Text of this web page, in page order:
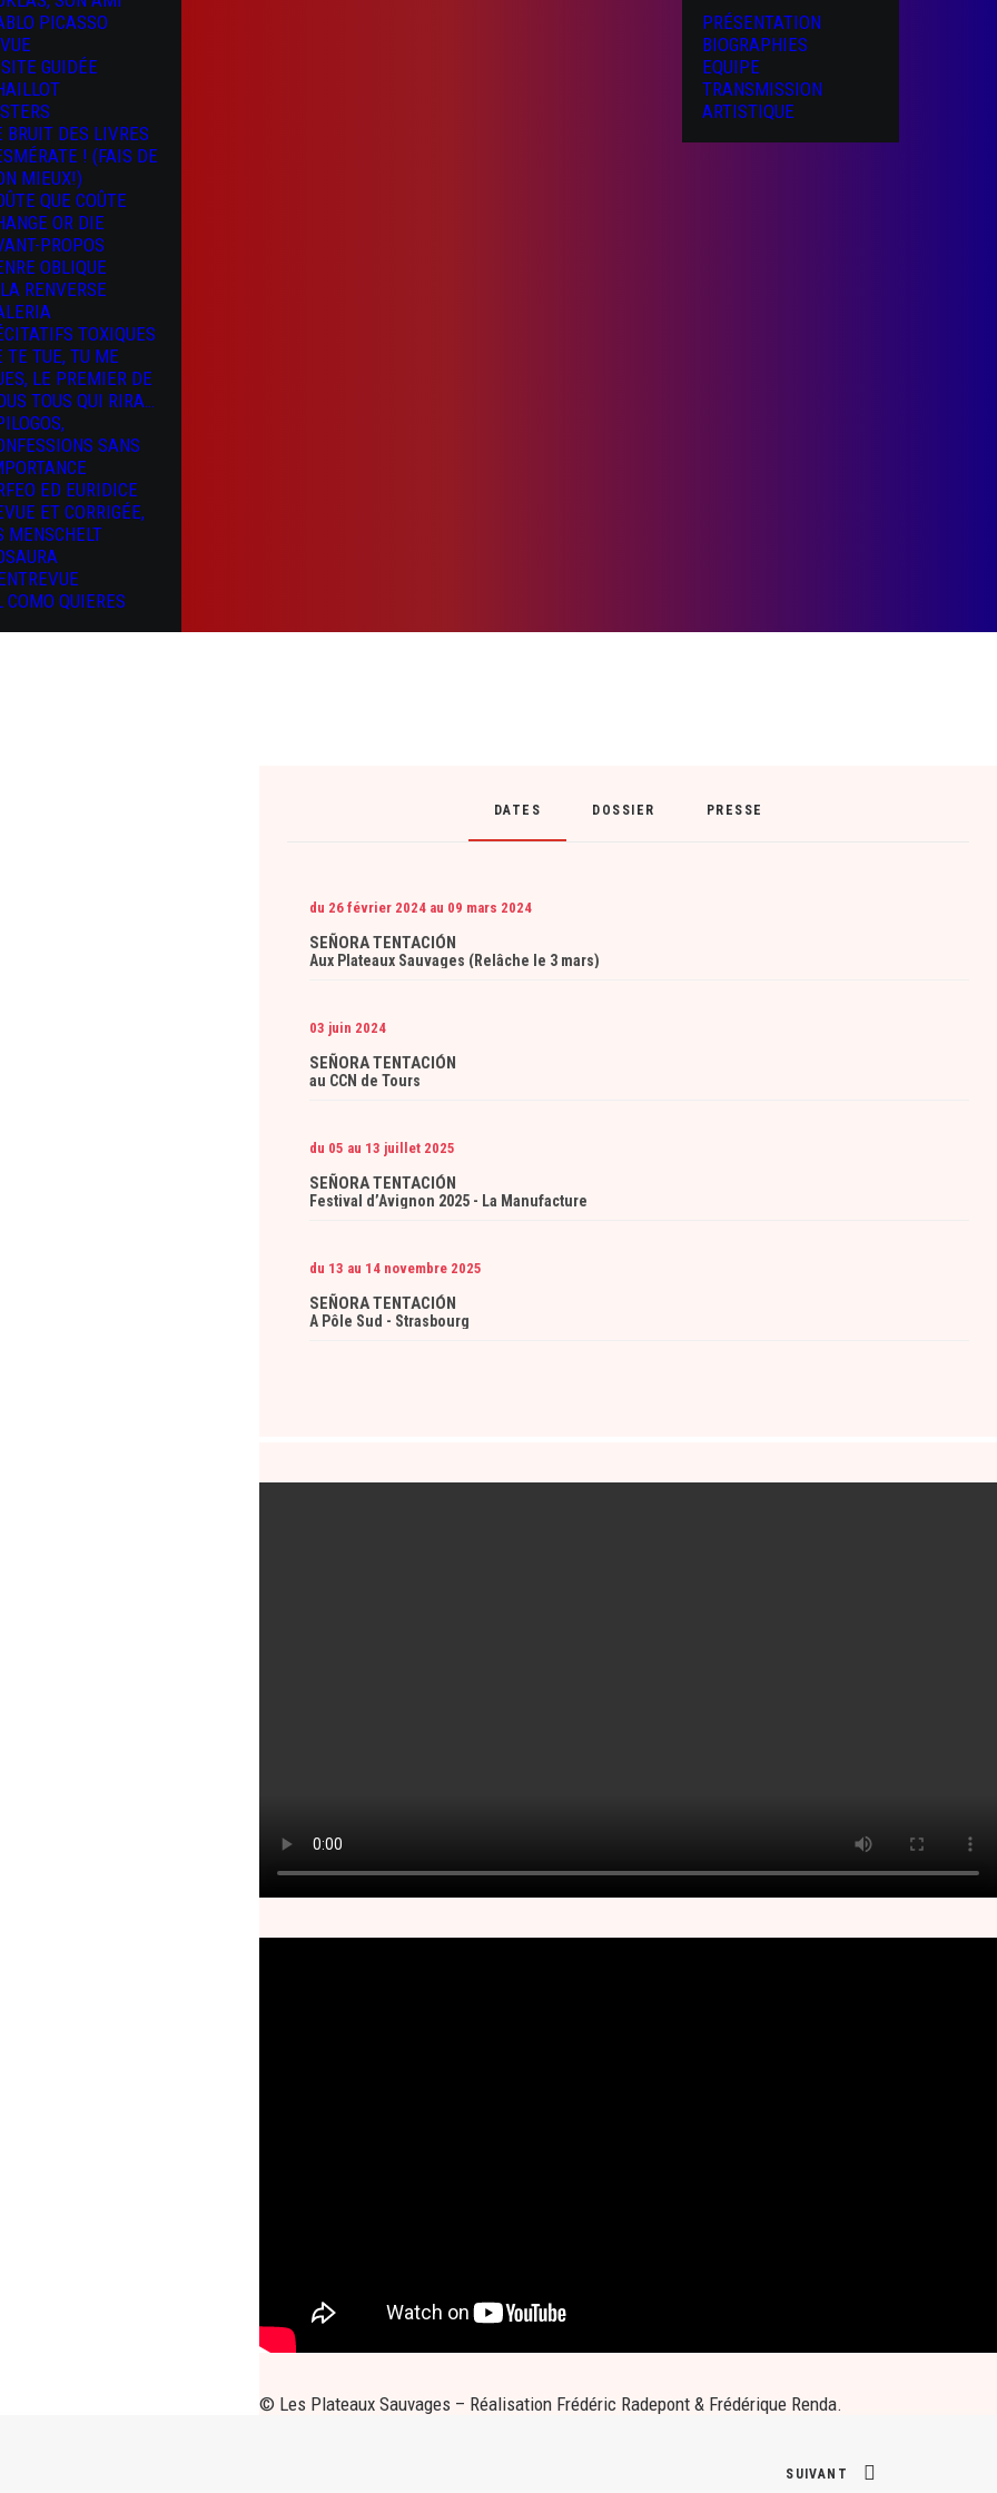
PICASSO
GUIDÉE
BRUIT DES LIVRES
! (FAIS DE
MIEUX!)
QUE COÛTE
OR DIE
PROPOS
OBLIQUE
RENVERSE
TOXIQUES
TE TUE, TU ME
LE PREMIER DE
TOUS QUI RIRA…
SANS
ED EURIDICE
ET CORRIGÉE,
MENSCHELT
COMO QUIERES
PRÉSENTATION
BIOGRAPHIES
EQUIPE
TRANSMISSION
ARTISTIQUE
DATES DOSSIER PRESSE
du 26 février 2024 au 09 mars 2024
SEÑORA TENTACIÓN
Aux Plateaux Sauvages (Relâche le 3 mars)
03 juin 2024
SEÑORA TENTACIÓN
au CCN de Tours
du 05 au 13 juillet 2025
SEÑORA TENTACIÓN
Festival d’Avignon 2025 - La Manufacture
du 13 au 14 novembre 2025
SEÑORA TENTACIÓN
A Pôle Sud - Strasbourg
© Les Plateaux Sauvages – Réalisation Frédéric Radepont & Frédérique Renda.
SUIVANT